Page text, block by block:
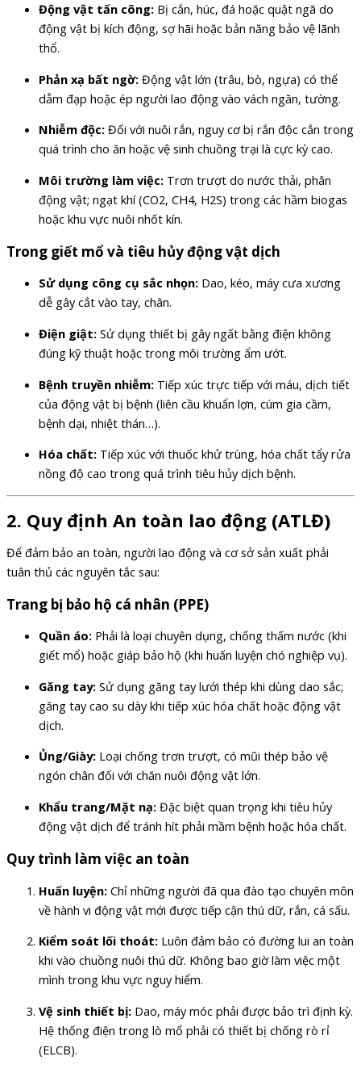
Động vật tấn công: Bị cắn, húc, đá hoặc quật ngã do
động vật bị kích động, sợ hãi hoặc bản năng bảo vệ lãnh
thổ.
Phản xạ bất ngờ: Động vật lớn (trâu, bò, ngựa) có thể
dẫm đạp hoặc ép người lao động vào vách ngăn, tường.
Nhiễm độc: Đối với nuôi rắn, nguy cơ bị rắn độc cắn trong
quá trình cho ăn hoặc vệ sinh chuồng trại là cực kỳ cao.
Môi trường làm việc: Trơn trượt do nước thải, phân
động vật; ngạt khí (CO2, CH4, H2S) trong các hầm biogas
hoặc khu vực nuôi nhốt kín.
Trong giết mổ và tiêu hủy động vật dịch
Sử dụng công cụ sắc nhọn: Dao, kéo, máy cưa xương
dễ gây cắt vào tay, chân.
Điện giật: Sử dụng thiết bị gây ngất bằng điện không
đúng kỹ thuật hoặc trong môi trường ẩm ướt.
Bệnh truyền nhiễm: Tiếp xúc trực tiếp với máu, dịch tiết
của động vật bị bệnh (liên cầu khuẩn lợn, cúm gia cầm,
bệnh dại, nhiệt thán…).
Hóa chất: Tiếp xúc với thuốc khử trùng, hóa chất tẩy rửa
nồng độ cao trong quá trình tiêu hủy dịch bệnh.
2. Quy định An toàn lao động (ATLĐ)
Để đảm bảo an toàn, người lao động và cơ sở sản xuất phải
tuân thủ các nguyên tắc sau:
Trang bị bảo hộ cá nhân (PPE)
Quần áo: Phải là loại chuyên dụng, chống thấm nước (khi
giết mổ) hoặc giáp bảo hộ (khi huấn luyện chó nghiệp vụ).
Găng tay: Sử dụng găng tay lưới thép khi dùng dao sắc;
găng tay cao su dày khi tiếp xúc hóa chất hoặc động vật
dịch.
Ủng/Giày: Loại chống trơn trượt, có mũi thép bảo vệ
ngón chân đối với chăn nuôi động vật lớn.
Khẩu trang/Mặt nạ: Đặc biệt quan trọng khi tiêu hủy
động vật dịch để tránh hít phải mầm bệnh hoặc hóa chất.
Quy trình làm việc an toàn
Huấn luyện: Chỉ những người đã qua đào tạo chuyên môn
về hành vi động vật mới được tiếp cận thú dữ, rắn, cá sấu.
Kiểm soát lối thoát: Luôn đảm bảo có đường lui an toàn
khi vào chuồng nuôi thú dữ. Không bao giờ làm việc một
mình trong khu vực nguy hiểm.
Vệ sinh thiết bị: Dao, máy móc phải được bảo trì định kỳ.
Hệ thống điện trong lò mổ phải có thiết bị chống rò rỉ
(ELCB).